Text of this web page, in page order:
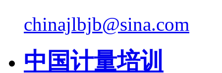
chinajlbjb@sina.com
中国计量培训